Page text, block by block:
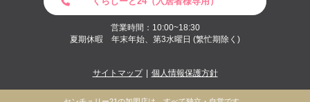
営業時間：10:00~18:30
夏期休暇 年末年始、第3水曜日 (繁忙期除く)
サイトマップ 個人情報保護方針